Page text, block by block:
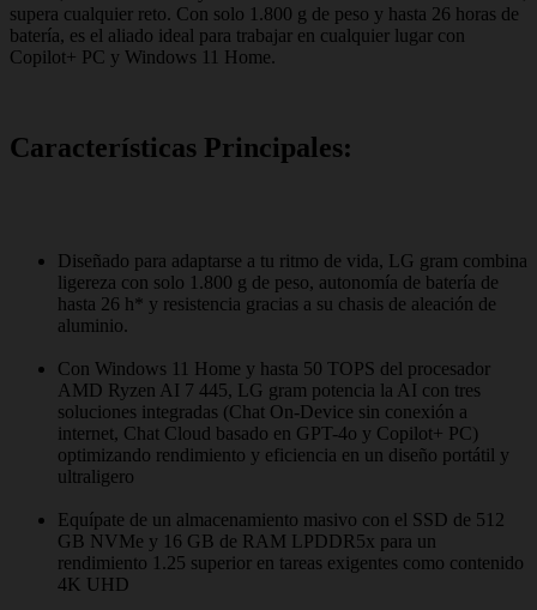
supera cualquier reto. Con solo 1.800 g de peso y hasta 26 horas de
batería, es el aliado ideal para trabajar en cualquier lugar con
Copilot+ PC y Windows 11 Home.
Características Principales:
Diseñado para adaptarse a tu ritmo de vida, LG gram combina
ligereza con solo 1.800 g de peso, autonomía de batería de
hasta 26 h* y resistencia gracias a su chasis de aleación de
aluminio.
Con Windows 11 Home y hasta 50 TOPS del procesador
AMD Ryzen AI 7 445, LG gram potencia la AI con tres
soluciones integradas (Chat On-Device sin conexión a
internet, Chat Cloud basado en GPT-4o y Copilot+ PC)
optimizando rendimiento y eficiencia en un diseño portátil y
ultraligero
Equípate de un almacenamiento masivo con el SSD de 512
GB NVMe y 16 GB de RAM LPDDR5x para un
rendimiento 1.25 superior en tareas exigentes como contenido
4K UHD